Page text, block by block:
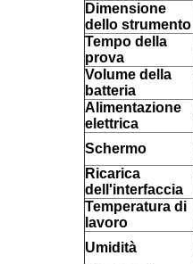
Dimensione
dello strumento
Tempo della
prova
Volume della
batteria
Alimentazione
elettrica
Schermo
Ricarica
dell'interfaccia
Temperatura di
lavoro
Umidità